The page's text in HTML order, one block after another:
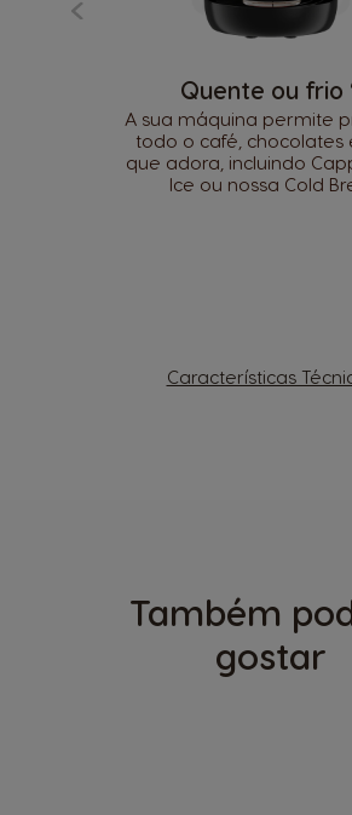
Quente ou frio
A sua máquina permite
todo o café, chocolates
que adora, incluindo
Ice ou nossa Cold
Características
Também
gostar